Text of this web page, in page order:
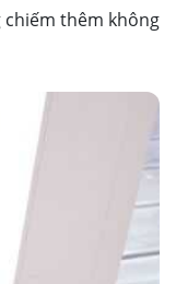
thêm không